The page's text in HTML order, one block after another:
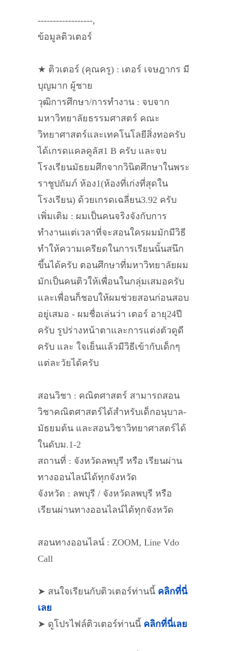
------------------,
ข้อมูลติวเตอร์
★ ติวเตอร์ (คุณครู) : เตอร์ เจษฎากร มี
บุญมาก ผู้ชาย
วุฒิการศึกษา/การทำงาน : จบจาก
มหาวิทยาลัยธรรมศาสตร์ คณะ
วิทยาศาสตร์และเทคโนโลยีสิ่งทอครับ
ได้เกรดแคลคูลัส1 B ครับ และจบ
โรงเรียนมัธยมศึกจากวินิตศึกษาในพระ
ราชูปถัมภ์ ห้อง1(ห้องที่เก่งที่สุดใน
โรงเรียน) ด้วยเกรดเฉลี่ยน3.92 ครับ
เพิ่มเติม : ผมเป็นคนจริงจังกับการ
ทำงานแต่เวลาที่จะสอนใครผมมักมีวิธี
ทำให้ความเครียดในการเรียนนั้นสนึก
ขึ้นได้ครับ ตอนศึกษาที่มหาวิทยาลัยผม
มักเป็นคนติวให้เพื่อนในกลุ่มเสมอครับ
และเพื่อนก็ชอบให้ผมช่วยสอนก่อนสอบ
อยู่เสมอ - ผมชื่อเล่นว่า เตอร์ อายุ24ปี
ครับ รูปร่างหน้าตาและการแต่งตัวดูดี
ครับ และ ใจเย็นแล้วมีวิธีเข้ากับเด็กๆ
แต่ละวัยได้ครับ
สอนวิชา : คณิตศาสตร์ สามารถสอน
วิชาคณิตศาสตร์ได้สำหรับเด็กอนุบาล-
มัธยมต้น และสอนวิชาวิทยาศาสตร์ได้
ในดับม.1-2
สถานที่ : จังหวัดลพบุรี หรือ เรียนผ่าน
ทางออนไลน์ได้ทุกจังหวัด
จังหวัด : ลพบุรี / จังหวัดลพบุรี หรือ
เรียนผ่านทางออนไลน์ได้ทุกจังหวัด
สอนทางออนไลน์ : ZOOM, Line Vdo
Call
➤ สนใจเรียนกับติวเตอร์ท่านนี้ คลิกที่นี่
เลย
➤ ดูโปรไฟล์ติวเตอร์ท่านนี้ คลิกที่นี่เลย